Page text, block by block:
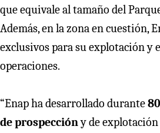
que equivale al tamaño del
Además, en la zona en cuestión,
exclusivos para su explotación y
operaciones.
“Enap ha desarrollado durante
de prospeccióny de